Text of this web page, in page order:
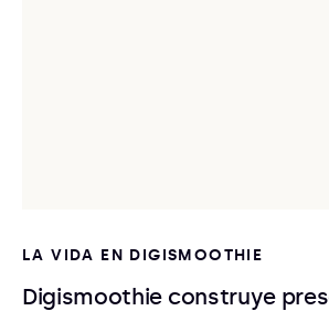
LA VIDA EN DIGISMOOTHIE
Digismoothie construye